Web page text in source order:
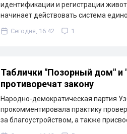
идентификации и регистрации
начинает действовать система
Сегодня, 16:42 1
Таблички "Позорный дом" и
противоречат закону
Народно-демократическая партия
прокомментировала практику
за благоустройством, а также